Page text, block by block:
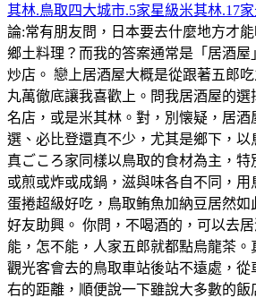
其林.鳥取四大城市.5家星級米其林.17
論:常有朋友問，日本要去什麼地方才
鄉土料理？而我的答案通常是「居酒
炒店。 戀上居酒屋大概是從跟著五郎
丸萬徹底讓我喜歡上。問我居酒屋的選
名店，或是米其林。對，別懐疑，居酒
選、必比登還真不少，尤其是鄉下，以
真ごころ家同樣以鳥取的食材為主，特
或煎或炸或成鍋，滋與味各自不同，
蛋捲超級好吃，鳥取鲔魚加納豆居然如
好友助興。 你問，不喝酒的，可以去居
能，怎不能，人家五郎就都點烏龍茶
觀光客會去的鳥取車站後站不遠處，從
右的距離，順便說一下雖說大多數的